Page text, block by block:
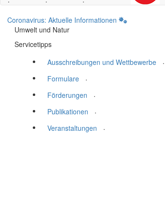
Coronavirus: Aktuelle Informationen
Umwelt und Natur
Servicetipps
Ausschreibungen und Wettbewerbe
.
Formulare
.
Förderungen
.
Publikationen
.
Veranstaltungen
.